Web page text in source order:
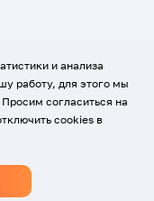
и анализа
работу, для этого мы
согласиться на
cookies в